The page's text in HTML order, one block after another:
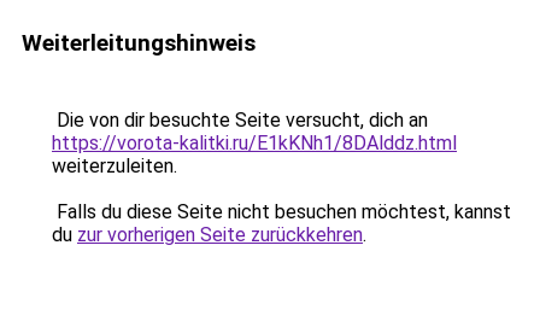
Weiterleitungshinweis
Die von dir besuchte Seite versucht, dich an
https://vorota-kalitki.ru/E1kKNh1/8DAlddz.html
weiterzuleiten.
Falls du diese Seite nicht besuchen möchtest, kannst
du zur vorherigen Seite zurückkehren.